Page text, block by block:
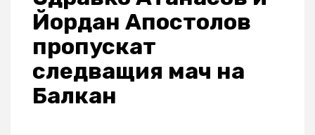
Йордан Апостолов
пропускат
следващия мач на
Балкан